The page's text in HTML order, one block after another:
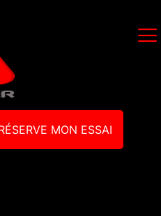
MON ESSAI